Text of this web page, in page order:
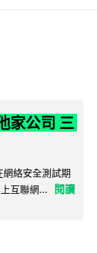
家公司 三
絡安全測試期
互聯網...
閱讀